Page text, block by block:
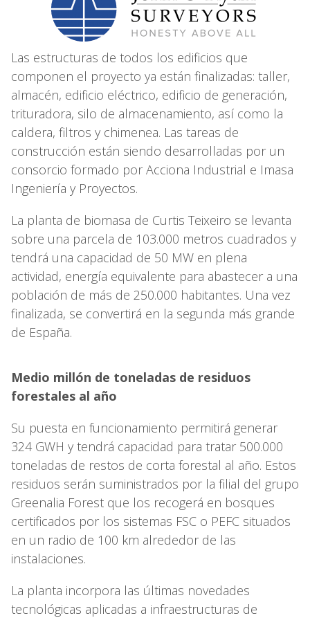
Las estructuras de todos los edificios que
componen el proyecto ya están finalizadas: taller,
almacén, edificio eléctrico, edificio de generación,
trituradora, silo de almacenamiento, así como la
caldera, filtros y chimenea. Las tareas de
construcción están siendo desarrolladas por un
consorcio formado por Acciona Industrial e Imasa
Ingeniería y Proyectos.
La planta de biomasa de Curtis Teixeiro se levanta
sobre una parcela de 103.000 metros cuadrados y
tendrá una capacidad de 50 MW en plena
actividad, energía equivalente para abastecer a una
población de más de 250.000 habitantes. Una vez
finalizada, se convertirá en la segunda más grande
de España.
Medio millón de toneladas de residuos
forestales al año
Su puesta en funcionamiento permitirá generar
324 GWH y tendrá capacidad para tratar 500.000
toneladas de restos de corta forestal al año. Estos
residuos serán suministrados por la filial del grupo
Greenalia Forest que los recogerá en bosques
certificados por los sistemas FSC o PEFC situados
en un radio de 100 km alrededor de las
instalaciones.
La planta incorpora las últimas novedades
tecnológicas aplicadas a infraestructuras de